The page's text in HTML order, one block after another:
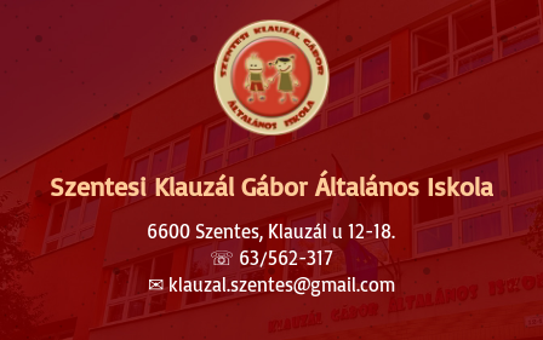
Szentesi Klauzál Gábor Általános Iskola
6600 Szentes, Klauzál u 12-18.
☏ 63/562-317
✉︎klauzal.szentes@gmail.com